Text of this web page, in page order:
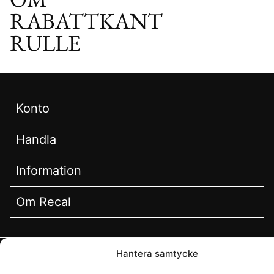
Hantera samtycke
RABATTKANT
RULLE
Konto
Handla
Information
Om Recal